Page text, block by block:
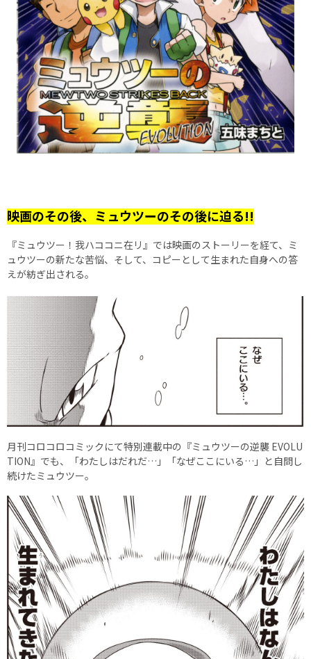
映画のその後、ミュウツーのその後に迫る!!
『ミュウツー！我ハココニ在リ』では映画のストーリーを経て、ミ
ュウツーの新たな苦悩、そして、コピーとして生まれた自身への答
えが紡ぎ出される。
月刊コロコロコミックにて特別連載中の『ミュウツーの逆襲 EVOLU
TION』でも、「わたしはだれだ…」「なぜここにいる…」と自問し
続けたミュウツー。